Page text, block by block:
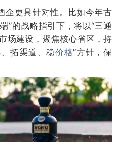
企更具针对性。比如今年古
”的战略指引下，将以“三通
场建设，聚焦核心省区，持
拓渠道、稳价格”方针，保